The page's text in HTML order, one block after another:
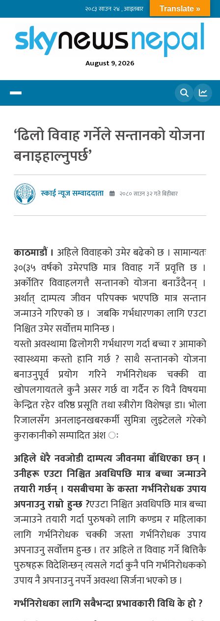
२०८३ साउन २४ , आइतबार
August 9, 2026
‘ढिलो विवाह गर्नेले सन्तानको योजना
बनाइहाल्नुपर्छ’
स्काई न्यूज सम्वाददाता २०८० साउन ३२ गते बिहीबार
काठमाडौं । अहिले विवाहको उमेर बढेको छ । सामान्यतः
३०(३५ वर्षको उमेरपछि मात्र विवाह गर्ने प्रवृत्ति छ ।
अर्कोतिर विवाहलगत्तै सन्तानको योजना बनाउँदैनन् ।
अर्थात् दाम्पत्य जीवन परिपक्क भएपछि मात्र सन्तान
जन्माउने गरिएको छ । जबकि गर्भधारणका लागि एउटा
निश्चित उमेर सर्वोत्तम मानिन्छ ।
यस्तो अवस्थामा ढिलोगरी गर्भधारण गर्दा बच्चा र आमाको
स्वास्थ्यमा कस्तो हानि गर्छ ? साथै सन्तानको योजना
बनाउनुपूर्व प्रयोग गरिने गर्भनिरोधक चक्की वा
खोपलगायतले कुनै असर गर्छ वा गर्दैन रु यिनै विषयमा
केन्द्रित रहेर वरिष्ठ प्रसूति तथा स्त्रीरोग विशेषज्ञ डा। भोला
रिजालसँग अनलाइनखबरकर्मी सुमित्रा लुइटेलले गरेको
कुराकानीको सम्पादित अंश ः
अहिले धेरै नवजोडी दाम्पत्य जीवनमा बाँधिएका छन् ।
उनीहरू एउटा निश्चित अवधिपछि मात्र बच्चा जन्माउने
तयारी गर्छन् । यसबीचमा के कस्ता गर्भनिरोधक उपाय
अपनाउनु राम्रो हुन्छ ?एउटा निश्चित अवधिपछि मात्र बच्चा
जन्माउने तयारी गर्दा पुरुषको लागि कण्डम र महिलाका
लागि गर्भनिरोधक चक्की जस्ता गर्भनिरोधक उपाय
अपनाउनु सर्वोत्तम हुन्छ । तर अहिले त विवाह गर्ने बित्तिकै
पुरुषहरू विदेशिन्छन् त्यसले गर्दा कुनै पनि गर्भनिरोधकको
उपाय नै अपनाउनु नपर्ने अवस्था सिर्जना भएको छ ।
गर्भनिरोधका लागि सबैभन्दा प्रभावकारी विधि के हो ?
Translate »